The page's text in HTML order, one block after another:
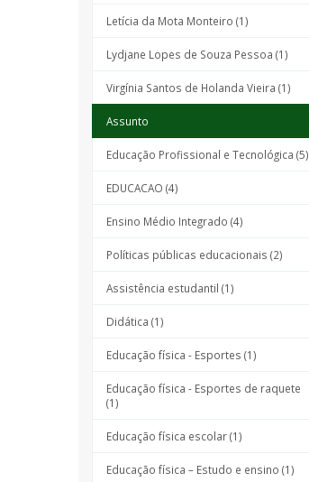
Letícia da Mota Monteiro (1)
Lydjane Lopes de Souza Pessoa (1)
Virgínia Santos de Holanda Vieira (1)
Assunto
Educação Profissional e Tecnológica (5)
EDUCACAO (4)
Ensino Médio Integrado (4)
Políticas públicas educacionais (2)
Assistência estudantil (1)
Didática (1)
Educação física - Esportes (1)
Educação física - Esportes de raquete
(1)
Educação física escolar (1)
Educação física – Estudo e ensino (1)